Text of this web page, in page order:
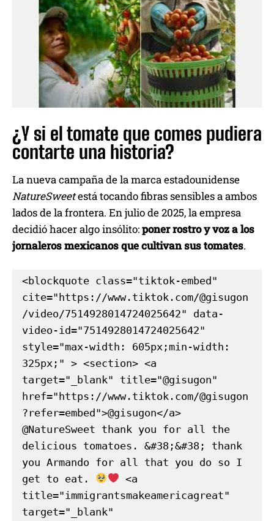
¿Y si el tomate que comes pudiera
contarte una historia?
La nueva campaña de la marca estadounidense
NatureSweetestá tocando fibras sensibles a ambos
lados de la frontera. En julio de 2025, la empresa
decidió hacer algo insólito:poner rostro y voz a los
jornaleros mexicanos que cultivan sus tomates.
<blockquote class="tiktok-embed"
cite="https://www.tiktok.com/@gisugon
/video/7514928014724025642" data-
video-id="7514928014724025642"
style="max-width: 605px;min-width:
325px;" > <section> <a
target="_blank" title="@gisugon"
href="https://www.tiktok.com/@gisugon
?refer=embed">@gisugon</a>
@NatureSweet thank you for all the
delicious tomatoes. &#38;&#38; thank
you Armando for all that you do so I
get to eat.
<a
title="immigrantsmakeamericagreat"
target="_blank"